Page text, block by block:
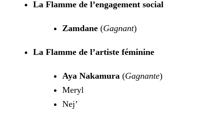
La Flamme de l’engagement social
Zamdane (Gagnant)
La Flamme de l’artiste féminine
Aya Nakamura (Gagnante)
Meryl
Nej’